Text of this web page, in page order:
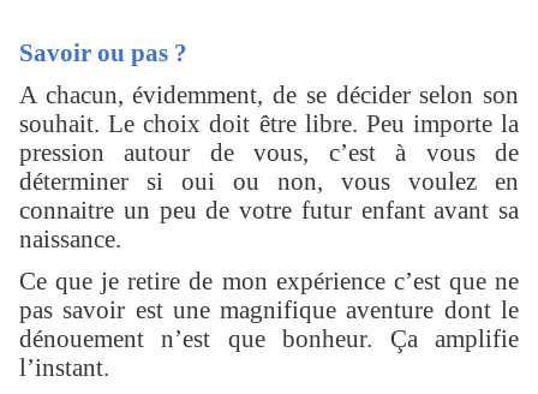
Savoir ou pas ?
A chacun, évidemment, de se décider selon son
souhait. Le choix doit être libre. Peu importe la
pression autour de vous, c’est à vous de
déterminer si oui ou non, vous voulez en
connaitre un peu de votre futur enfant avant sa
naissance.
Ce que je retire de mon expérience c’est que ne
pas savoir est une magnifique aventure dont le
dénouement n’est que bonheur. Ça amplifie
l’instant.